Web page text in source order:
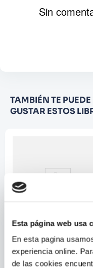
Esta página web usa
En esta pagina
experiencia online.
de las cookies
Califique
estrellas
Correo
Escribir
Sin
TAMBIÉN TE PUEDE
GUSTAR ESTOS
BRIAN AZARELLO;
RICHARD CORBEN
MARVEL VINTAGE -